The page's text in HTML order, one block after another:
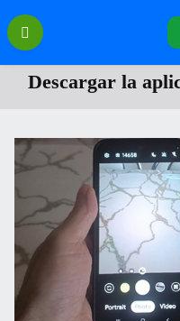
Перейти
содержанию
Descargar la